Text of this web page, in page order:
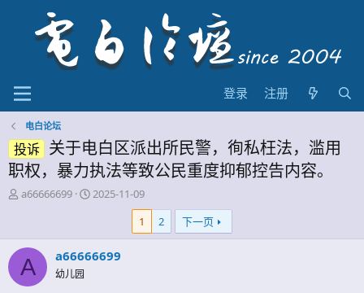
登录 注册
电白论坛
投诉 关于电白区派出所民警，徇私枉法，滥用
职权，暴力执法等致公民重度抑郁控告内容。
主
起
人
a66666699
开
间
2025-11-09
1
2 下一页
A a66666699
幼儿园